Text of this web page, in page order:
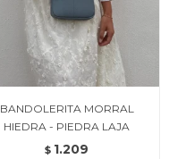
BANDOLERITA MORRAL
HIEDRA - PIEDRA LAJA
$ 1.209